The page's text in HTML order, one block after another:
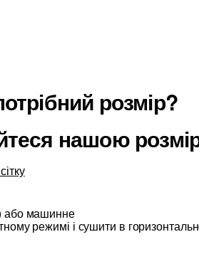
розмір?
нашою
або машинне
режимі і сушити в